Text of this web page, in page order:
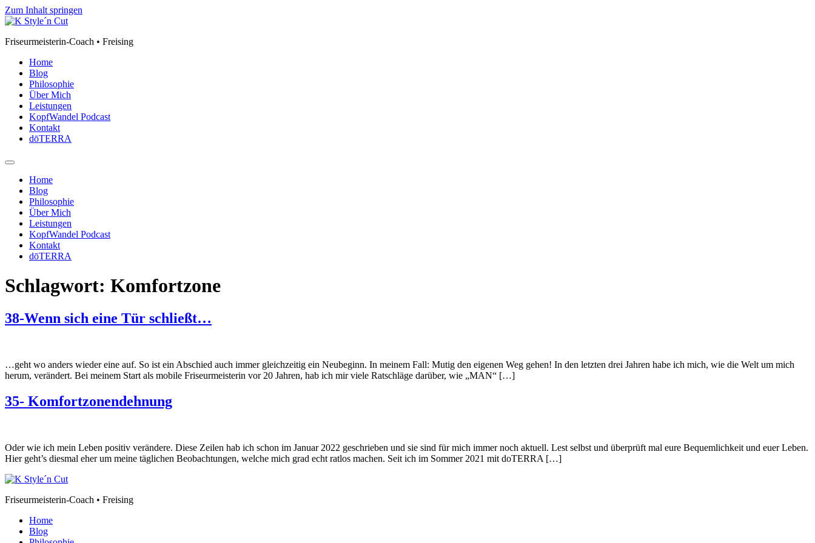
Zum Inhalt springen
Friseurmeisterin-Coach • Freising
Home
Blog
Philosophie
Über Mich
Leistungen
KopfWandel Podcast
Kontakt
dōTERRA
Home
Blog
Philosophie
Über Mich
Leistungen
KopfWandel Podcast
Kontakt
dōTERRA
Schlagwort: Komfortzone
38-Wenn sich eine Tür schließt…
…geht wo anders wieder eine auf. So ist ein Abschied auch immer gleichzeitig ein Neubeginn. In meinem Fall: Mutig den eigenen Weg gehen! In den letzten drei Jahren habe ich mich, wie die Welt um mich
herum, verändert. Bei meinem Start als mobile Friseurmeisterin vor 20 Jahren, hab ich mir viele Ratschläge darüber, wie „MAN“ […]
35- Komfortzonendehnung
Oder wie ich mein Leben positiv verändere. Diese Zeilen hab ich schon im Januar 2022 geschrieben und sie sind für mich immer noch aktuell. Lest selbst und überprüft mal eure Bequemlichkeit und euer Leben.
Hier geht’s diesmal eher um meine täglichen Beobachtungen, welche mich grad echt ratlos machen. Seit ich im Sommer 2021 mit doTERRA […]
Friseurmeisterin-Coach • Freising
Home
Blog